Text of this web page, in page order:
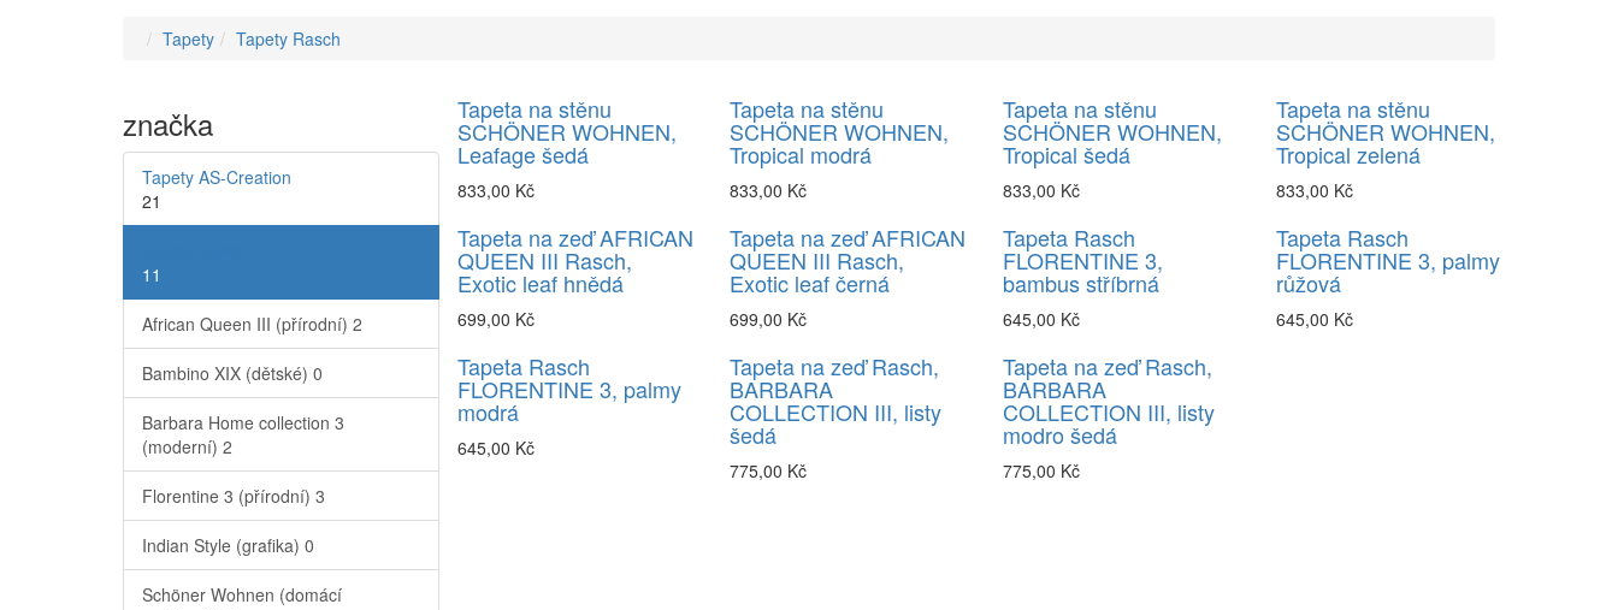
Tapety Tapety Rasch
značka
Tapety AS-Creation
21
11
African Queen III (přírodní) 2
Bambino XIX (dětské) 0
Barbara Home collection 3
(moderní) 2
Florentine 3 (přírodní) 3
Indian Style (grafika) 0
Schöner Wohnen (domácí
Tapeta na stěnu
SCHÖNER WOHNEN,
Leafage šedá
833,00 Kč
Tapeta na stěnu
SCHÖNER WOHNEN,
Tropical modrá
833,00 Kč
Tapeta na stěnu
SCHÖNER WOHNEN,
Tropical šedá
833,00 Kč
Tapeta na stěnu
SCHÖNER WOHNEN,
Tropical zelená
833,00 Kč
Tapeta na zeď AFRICAN
QUEEN III Rasch,
Exotic leaf hnědá
699,00 Kč
Tapeta na zeď AFRICAN
QUEEN III Rasch,
Exotic leaf černá
699,00 Kč
Tapeta Rasch
FLORENTINE 3,
bambus stříbrná
645,00 Kč
Tapeta Rasch
FLORENTINE 3, palmy
růžová
645,00 Kč
Tapeta Rasch
FLORENTINE 3, palmy
modrá
645,00 Kč
Tapeta na zeď Rasch,
BARBARA
COLLECTION III, listy
šedá
775,00 Kč
Tapeta na zeď Rasch,
BARBARA
COLLECTION III, listy
modro šedá
775,00 Kč